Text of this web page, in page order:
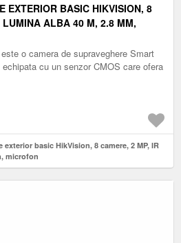
EXTERIOR BASIC HIKVISION, 8
ALBA 40 M, 2.8 MM,
o camera de supraveghere Smart
cu un senzor CMOS care ofera
basic HikVision, 8 camere, 2 MP, IR
microfon